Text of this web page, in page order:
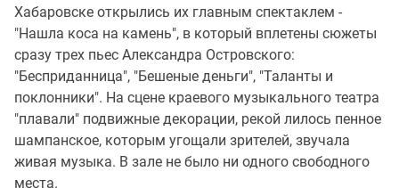
Хабаровске открылись их главным спектаклем -
"Нашла коса на камень", в который вплетены сюжеты
сразу трех пьес Александра Островского:
"Бесприданница", "Бешеные деньги", "Таланты и
поклонники". На сцене краевого музыкального театра
"плавали" подвижные декорации, рекой лилось пенное
шампанское, которым угощали зрителей, звучала
живая музыка. В зале не было ни одного свободного
места.